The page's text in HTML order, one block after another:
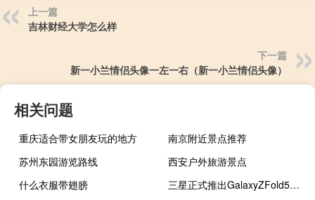
上一篇
吉林财经大学怎么样
下一篇
新一小兰情侣头像一左一右（新一小兰情侣头像）
相关问题
重庆适合带女朋友玩的地方
南京附近景点推荐
苏州东园游览路线
西安户外旅游景点
什么衣服带翅膀
三星正式推出GalaxyZFold5和ZFlip5可折叠手机